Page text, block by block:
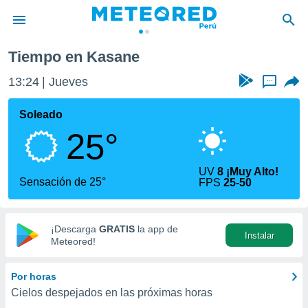
de
ha sido
calidad.
a este
las
y
digital
basada
Tiempo en Kasane
13:24 Jueves ...
Soleado
25°
Sensación de 25°
UV8 ¡Muy Alto!
FPS25-50
¡Descarga GRATIS la app de
Meteored!
Instalar
Por horas
Cielos despejados en las próximas horas